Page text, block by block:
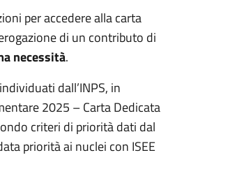
per accedere alla carta
di un contributo di
necessità.
dall’INPS, in
2025 – Carta Dedicata
criteri di priorità dati dal
priorità ai nuclei con ISEE